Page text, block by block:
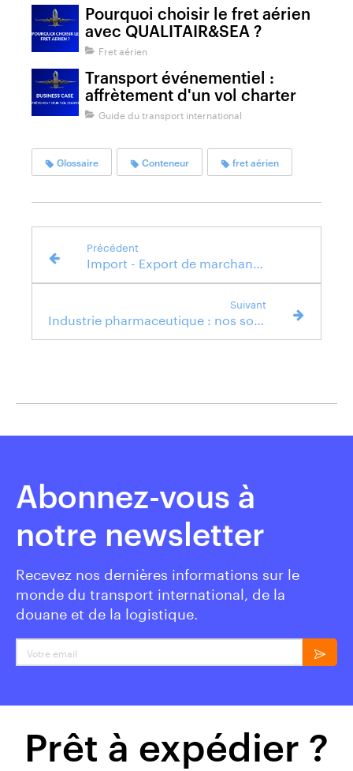
Pourquoi choisir le fret aérien
avec QUALITAIR&SEA ?
Fret aérien
Transport événementiel :
affrètement d'un vol charter
Guide du transport international
Glossaire Conteneur fret aérien
Précédent
Suivant
Abonnez-vous à
notre newsletter
Recevez nos dernières informations sur le
monde du transport international, de la
douane et de la logistique.
Votre email
Prêt à expédier ?